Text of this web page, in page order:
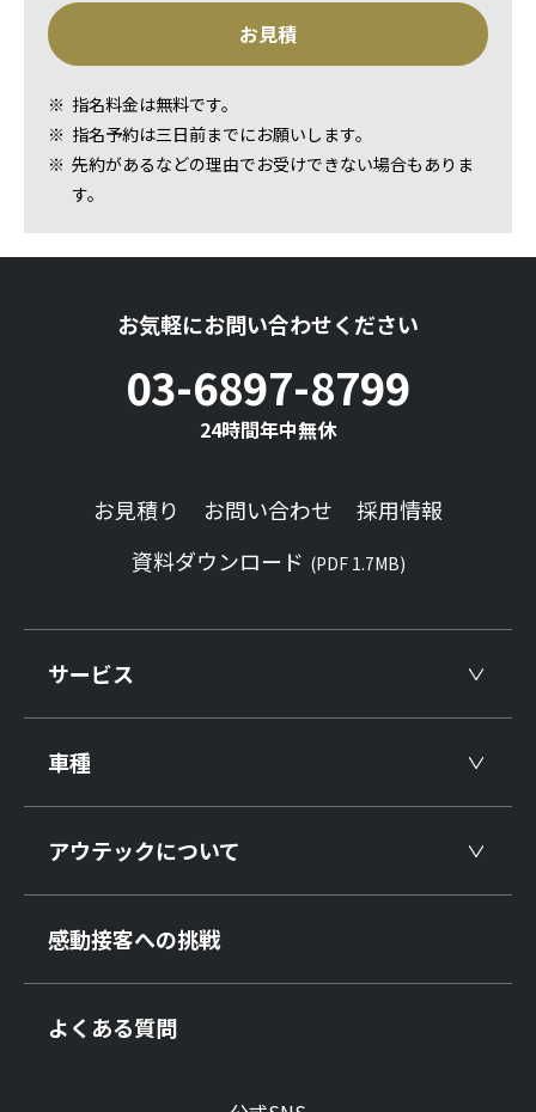
お見積
指名料金は無料です。
指名予約は三日前までにお願いします。
先約があるなどの理由でお受けできない場合もありま
す。
お気軽にお問い合わせください
03-6897-8799
24時間年中無休
お見積り お問い合わせ
採用情報
資料ダウンロード (PDF 1.7MB)
サービス
車種
アウテックについて
感動接客への挑戦
よくある質問